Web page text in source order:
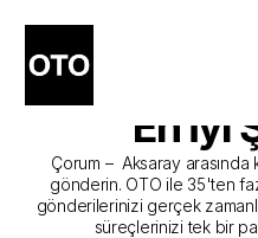
Çorum -
Gönderim
En İyi
Çorum –  Aksaray
gönderin. OTO ile 35'ten
gönderilerinizi gerçek
süreçlerinizi tek bir